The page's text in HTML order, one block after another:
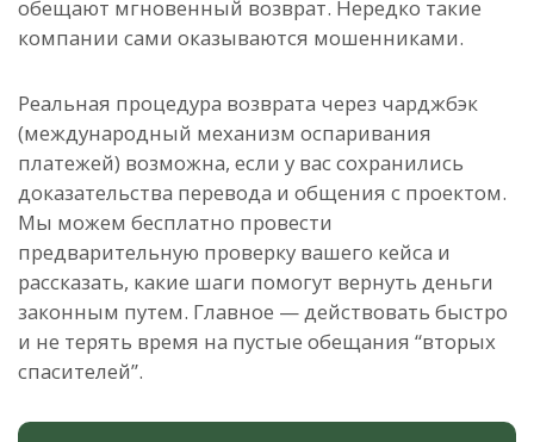
обещают мгновенный возврат. Нередко такие
компании сами оказываются мошенниками.
Реальная процедура возврата через чарджбэк
(международный механизм оспаривания
платежей) возможна, если у вас сохранились
доказательства перевода и общения с проектом.
Мы можем бесплатно провести
предварительную проверку вашего кейса и
рассказать, какие шаги помогут вернуть деньги
законным путем. Главное — действовать быстро
и не терять время на пустые обещания “вторых
спасителей”.